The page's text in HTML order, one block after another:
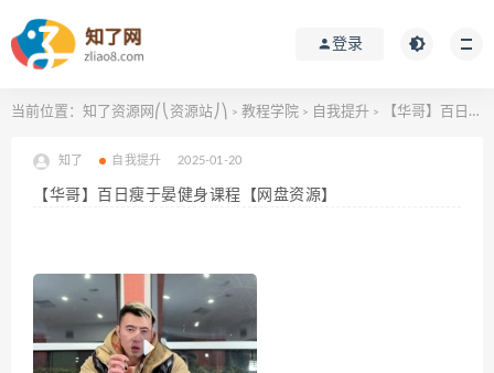
登录
当前位置： 知了资源网⎛⎝资源站⎠⎞ > 教程学院 > 自我提升 > 【华哥】百日瘦于晏健身课程【网盘资源】
知了 自我提升 2025-01-20
【华哥】百日瘦于晏健身课程【网盘资源】